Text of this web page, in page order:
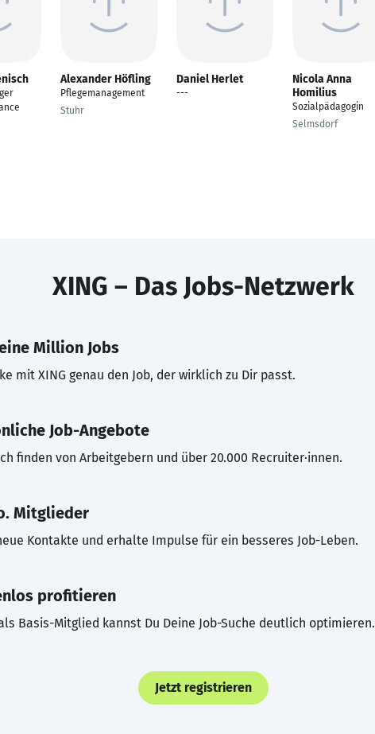
Alexander Höfling
Pflegemanagement
Stuhr
Daniel Herlet
---
Nicola Anna
Homilius
Sozialpädagogin
Selmsdorf
XING – Das Jobs-Netzwerk
Million Jobs
mit XING genau den Job, der wirklich zu Dir passt.
Job-Angebote
finden von Arbeitgebern und über 20.000 Recruiter·innen.
Mitglieder
Kontakte und erhalte Impulse für ein besseres Job-Leben.
profitieren
Basis-Mitglied kannst Du Deine Job-Suche deutlich optimieren.
Jetzt registrieren